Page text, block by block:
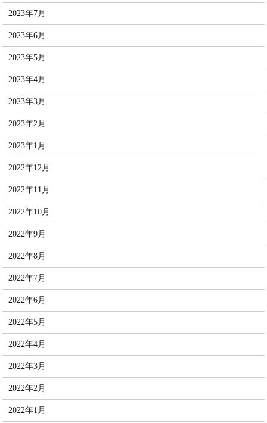
2023年7月
2023年6月
2023年5月
2023年4月
2023年3月
2023年2月
2023年1月
2022年12月
2022年11月
2022年10月
2022年9月
2022年8月
2022年7月
2022年6月
2022年5月
2022年4月
2022年3月
2022年2月
2022年1月